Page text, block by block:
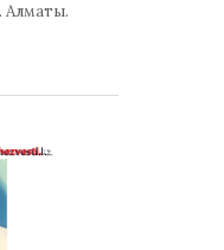
Алматы.